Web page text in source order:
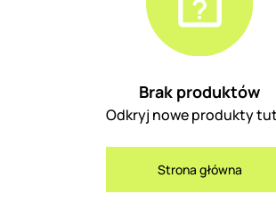
Brak produktów
Odkryj nowe produkty
Strona główna